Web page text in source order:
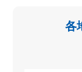
各